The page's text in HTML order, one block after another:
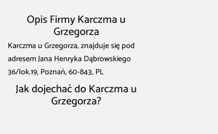
Opis Firmy Karczma u
Grzegorza
Karczma u Grzegorza, znajduje się pod
adresem Jana Henryka Dąbrowskiego
36/lok.19, Poznań, 60-843, PL
Jak dojechać do Karczma u
Grzegorza?